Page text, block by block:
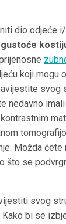
dio odjeće
koji mogu
svog
nedavno
Možda ćete
što se
svog
Kako bi se